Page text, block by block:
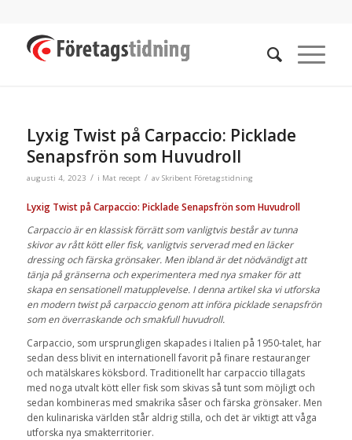
Lyxig Twist på Carpaccio: Picklade
Senapsfrön som Huvudroll
augusti 4, 2023 / i Mat recept / av Skribent Företagstidning
Lyxig Twist på Carpaccio: Picklade Senapsfrön som Huvudroll
Carpaccio är en klassisk förrätt som vanligtvis består av tunna
skivor av rått kött eller fisk, vanligtvis serverad med en läcker
dressing och färska grönsaker. Men ibland är det nödvändigt att
tänja på gränserna och experimentera med nya smaker för att
skapa en sensationell matupplevelse. I denna artikel ska vi utforska
en modern twist på carpaccio genom att införa picklade senapsfrön
som en överraskande och smakfull huvudroll.
Carpaccio, som ursprungligen skapades i Italien på 1950-talet, har
sedan dess blivit en internationell favorit på finare restauranger
och matälskares köksbord. Traditionellt har carpaccio tillagats
med noga utvalt kött eller fisk som skivas så tunt som möjligt och
sedan kombineras med smakrika såser och färska grönsaker. Men
den kulinariska världen står aldrig stilla, och det är viktigt att våga
utforska nya smakterritorier.